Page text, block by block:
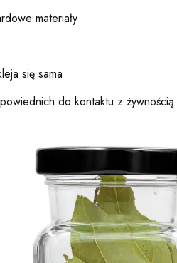
materiały
się sama
do kontaktu z żywnością.